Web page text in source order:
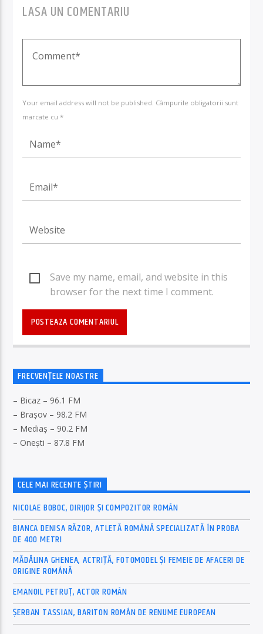
LASA UN COMENTARIU
Your email address will not be published. Câmpurile obligatorii sunt
marcate cu *
Save my name, email, and website in this
browser for the next time I comment.
FRECVENȚELE NOASTRE
– Bicaz – 96.1 FM
– Brașov – 98.2 FM
– Mediaș – 90.2 FM
– Onești – 87.8 FM
CELE MAI RECENTE ȘTIRI
NICOLAE BOBOC, DIRIJOR ȘI COMPOZITOR ROMÂN
BIANCA DENISA RĂZOR, ATLETĂ ROMÂNĂ SPECIALIZATĂ ÎN PROBA
DE 400 METRI
MĂDĂLINA GHENEA, ACTRIȚĂ, FOTOMODEL ȘI FEMEIE DE AFACERI DE
ORIGINE ROMÂNĂ
EMANOIL PETRUȚ, ACTOR ROMÂN
ȘERBAN TASSIAN, BARITON ROMÂN DE RENUME EUROPEAN